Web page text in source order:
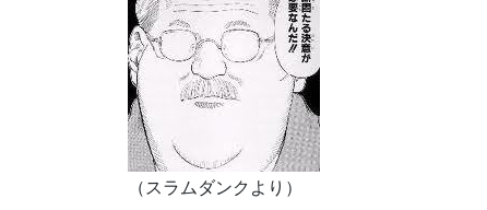
（スラムダンクより）